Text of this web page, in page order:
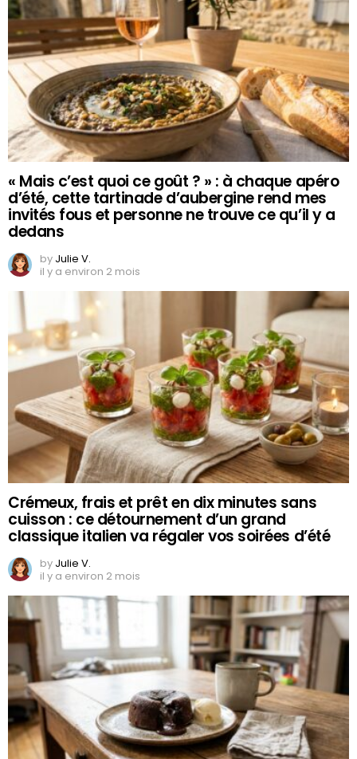
« Mais c’est quoi ce goût ? » : à chaque apéro
d’été, cette tartinade d’aubergine rend mes
invités fous et personne ne trouve ce qu’il y a
dedans
by Julie V.
il y a environ 2 mois
Crémeux, frais et prêt en dix minutes sans
cuisson : ce détournement d’un grand
classique italien va régaler vos soirées d’été
by Julie V.
il y a environ 2 mois